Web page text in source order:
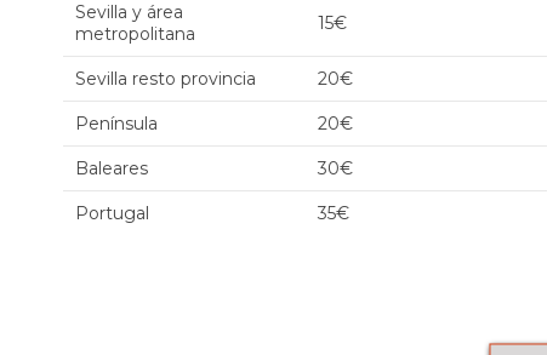
Sevilla y área
metropolitana
15€
Sevilla resto provincia 20€
Península 20€
Baleares 30€
Portugal 35€